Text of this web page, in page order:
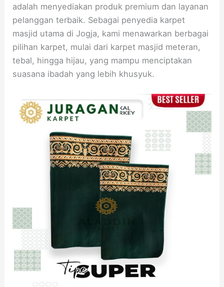
adalah menyediakan produk premium dan layanan
pelanggan terbaik. Sebagai penyedia karpet
masjid utama di Jogja, kami menawarkan berbagai
pilihan karpet, mulai dari karpet masjid meteran,
tebal, hingga hijau, yang mampu menciptakan
suasana ibadah yang lebih khusyuk.